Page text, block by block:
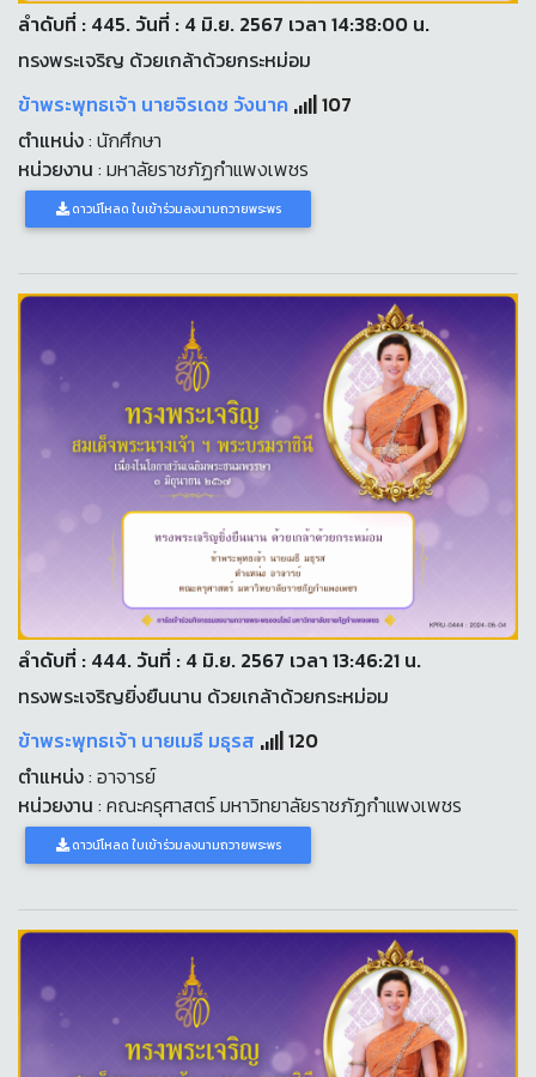
ลำดับที่ : 445. วันที่ : 4 มิ.ย. 2567 เวลา 14:38:00 น.
ทรงพระเจริญ ด้วยเกล้าด้วยกระหม่อม
ข้าพระพุทธเจ้า นายจิรเดช วังนาค
107
ตำแหน่ง: นักศึกษา
หน่วยงาน : มหาลัยราชภัฏกำแพงเพชร
ดาวน์โหลด ใบเข้าร่วมลงนามถวายพระพร
ลำดับที่ : 444. วันที่ : 4 มิ.ย. 2567 เวลา 13:46:21 น.
ทรงพระเจริญยิ่งยืนนาน ด้วยเกล้าด้วยกระหม่อม
ข้าพระพุทธเจ้า นายเมธี มธุรส
120
ตำแหน่ง: อาจารย์
หน่วยงาน : คณะครุศาสตร์ มหาวิทยาลัยราชภัฏกำแพงเพชร
ดาวน์โหลด ใบเข้าร่วมลงนามถวายพระพร